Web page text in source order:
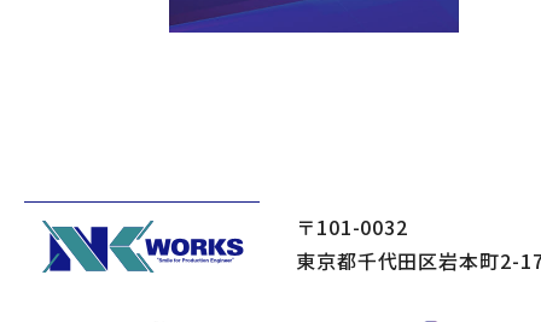
〒101-0032
東京都千代田区岩本町2-